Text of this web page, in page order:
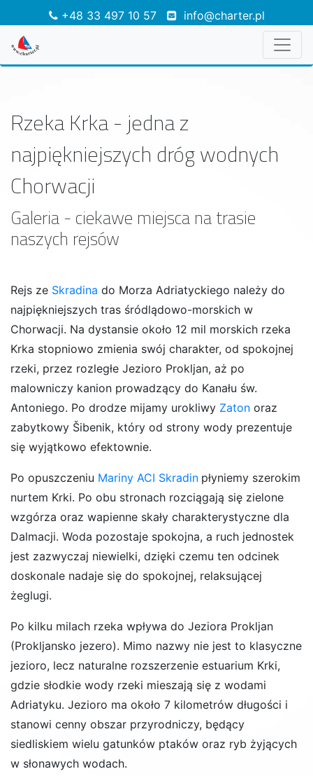
+48 33 497 10 57 info@charter.pl
Rzeka Krka - jedna z
najpiękniejszych dróg wodnych
Chorwacji
Galeria - ciekawe miejsca na trasie
naszych rejsów
Rejs ze Skradina do Morza Adriatyckiego należy do
najpiękniejszych tras śródlądowo-morskich w
Chorwacji. Na dystansie około 12 mil morskich rzeka
Krka stopniowo zmienia swój charakter, od spokojnej
rzeki, przez rozległe Jezioro Prokljan, aż po
malowniczy kanion prowadzący do Kanału św.
Antoniego. Po drodze mijamy urokliwy Zaton oraz
zabytkowy Šibenik, który od strony wody prezentuje
się wyjątkowo efektownie.
Po opuszczeniu Mariny ACI Skradin płyniemy szerokim
nurtem Krki. Po obu stronach rozciągają się zielone
wzgórza oraz wapienne skały charakterystyczne dla
Dalmacji. Woda pozostaje spokojna, a ruch jednostek
jest zazwyczaj niewielki, dzięki czemu ten odcinek
doskonale nadaje się do spokojnej, relaksującej
żeglugi.
Po kilku milach rzeka wpływa do Jeziora Prokljan
(Prokljansko jezero). Mimo nazwy nie jest to klasyczne
jezioro, lecz naturalne rozszerzenie estuarium Krki,
gdzie słodkie wody rzeki mieszają się z wodami
Adriatyku. Jezioro ma około 7 kilometrów długości i
stanowi cenny obszar przyrodniczy, będący
siedliskiem wielu gatunków ptaków oraz ryb żyjących
w słonawych wodach.